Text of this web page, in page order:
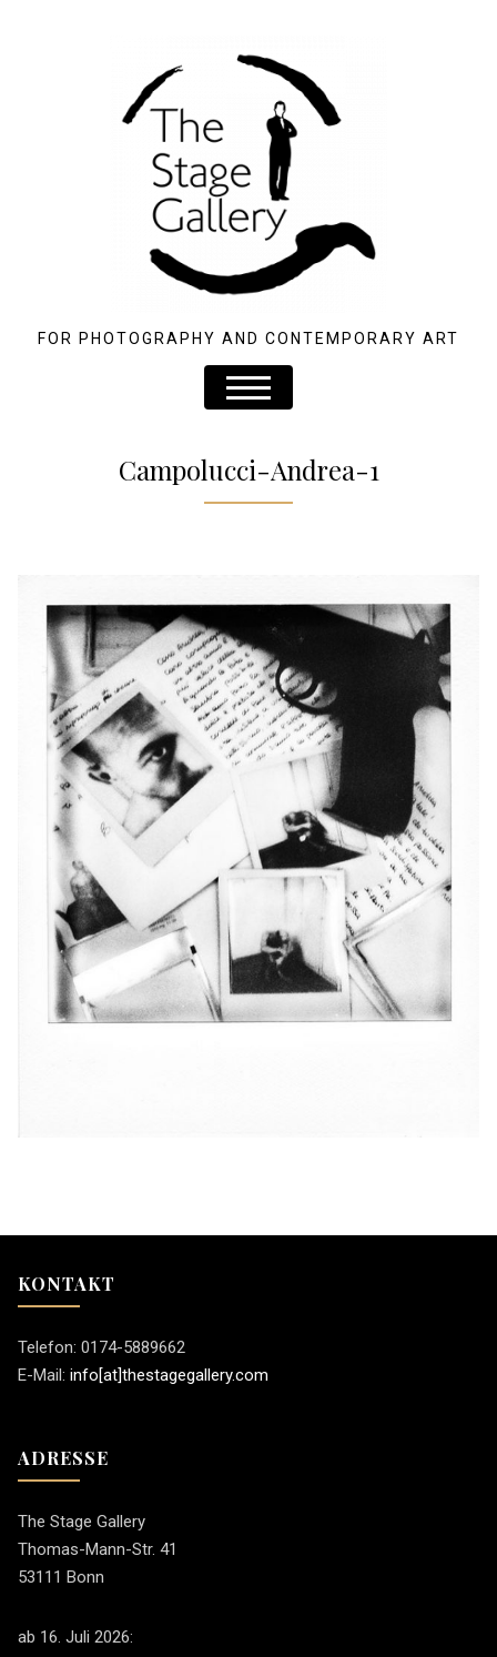
FOR PHOTOGRAPHY AND CONTEMPORARY ART
Campolucci-Andrea-1
KONTAKT
Telefon: 0174-5889662
E-Mail: info[at]thestagegallery.com
ADRESSE
The Stage Gallery
Thomas-Mann-Str. 41
53111 Bonn
ab 16. Juli 2026: